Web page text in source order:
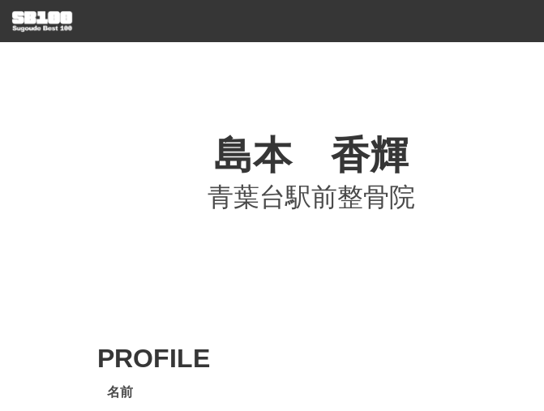
島本 香輝
青葉台駅前整骨院
PROFILE
名前